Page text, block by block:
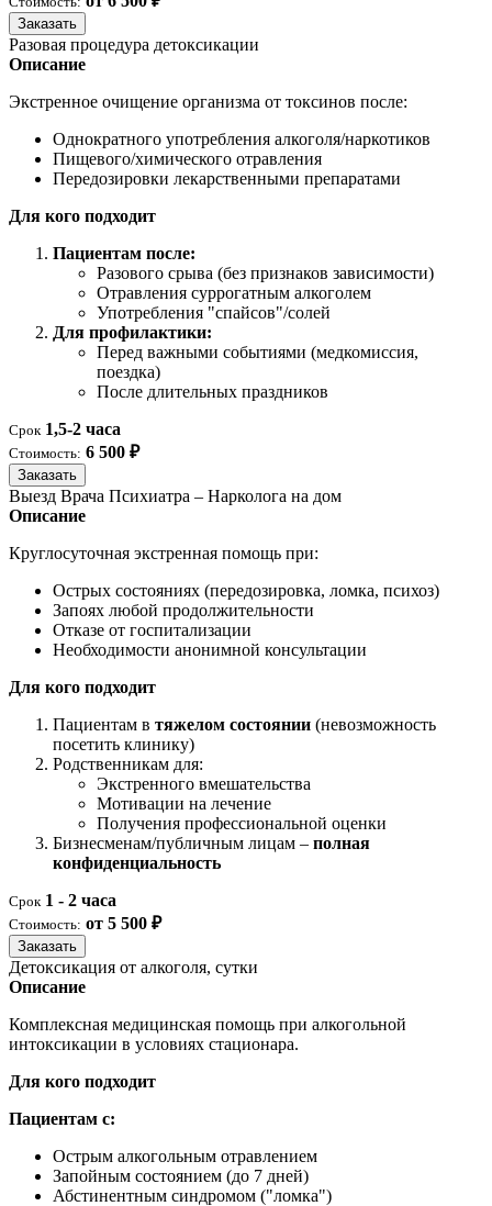
Заказать
Разовая процедура детоксикации
Описание
Экстренное очищение организма от токсинов после:
Однократного употребления алкоголя/наркотиков
Пищевого/химического отравления
Передозировки лекарственными препаратами
Для кого подходит
Пациентам после:
Разового срыва (без признаков зависимости)
Отравления суррогатным алкоголем
Употребления "спайсов"/солей
Для профилактики:
Перед важными событиями (медкомиссия,
поездка)
После длительных праздников
Срок 1,5-2 часа
Стоимость: 6 500 ₽
Заказать
Выезд Врача Психиатра – Нарколога на дом
Описание
Круглосуточная экстренная помощь при:
Острых состояниях (передозировка, ломка, психоз)
Запоях любой продолжительности
Отказе от госпитализации
Необходимости анонимной консультации
Для кого подходит
Пациентам в тяжелом состоянии (невозможность
посетить клинику)
Родственникам для:
Экстренного вмешательства
Мотивации на лечение
Получения профессиональной оценки
Бизнесменам/публичным лицам – полная
конфиденциальность
Срок 1 - 2 часа
Стоимость: от 5 500 ₽
Заказать
Детоксикация от алкоголя, сутки
Описание
Комплексная медицинская помощь при алкогольной
интоксикации в условиях стационара.
Для кого подходит
Пациентам с:
Острым алкогольным отравлением
Запойным состоянием (до 7 дней)
Абстинентным синдромом ("ломка")